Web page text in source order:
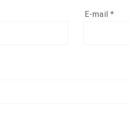
E-mail*